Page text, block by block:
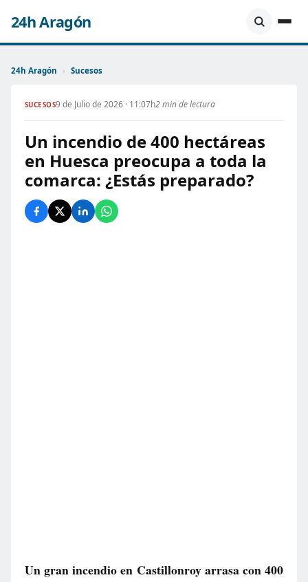
24h Aragón
24h Aragón › Sucesos
SUCESOS9 de Julio de 2026 · 11:07h2 min de lectura
Un incendio de 400 hectáreas
en Huesca preocupa a toda la
comarca: ¿Estás preparado?
Un gran incendio en Castillonroy arrasa con 400